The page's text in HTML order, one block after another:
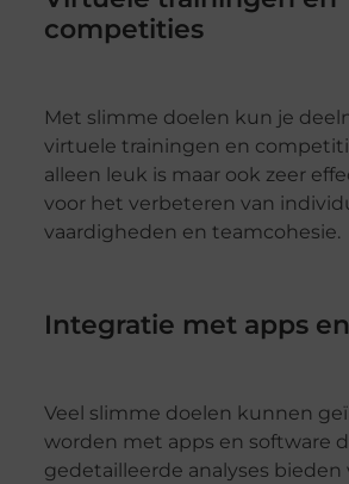
competities
Met slimme doelen kun je
virtuele trainingen en
alleen leuk is maar ook zeer
voor het verbeteren van
vaardigheden en teamcohesie.
Integratie met apps
Veel slimme doelen kunnen
worden met apps en software
gedetailleerde analyses bieden